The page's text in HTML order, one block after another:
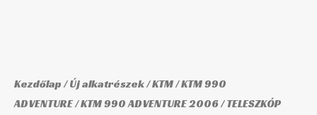
Kezdőlap/Új alkatrészek/KTM/KTM 990
ADVENTURE/KTM 990 ADVENTURE 2006/ TELESZKÓP